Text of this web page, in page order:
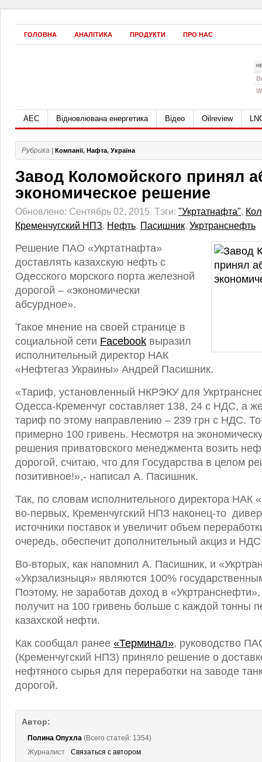
ГОЛОВНА АНАЛІТИКА ПРОДУКТИ ПРО НАС
АЕС Відновлювана енергетика Відео Oilreview
Рубрика | Компанії, Нафта, Україна
Завод Коломойского принял
экономическое решение
Обновлено: Сентябрь 02, 2015. Тэги: "Укртатнафта",
Кременчугский НПЗ, Нефть, Пасишник, Укртранснефть
Решение ПАО «Укртатнафта»
доставлять казахскую нефть с
Одесского морского порта железной
дорогой – «экономически
абсурдное».
Такое мнение на своей странице в
социальной сети Facebook выразил
исполнительный директор НАК
«Нефтегаз Украины» Андрей Пасишник.
«Тариф, установленный НКРЭКУ для
Одесса-Кременчуг составляет 138, 24 с НДС, а
тариф по этому направлению – 239 грн с НДС. То
примерно 100 гривень. Несмотря на
решения приватовского менеджмента возить
дорогой, считаю, что для Государства в целом
позитивное!»,- написал А. Пасишник.
Так, по словам исполнительного директора НАК
во-первых, Кременчугский НПЗ наконец-то
источники поставок и увеличит объем
очередь, обеспечит дополнительный акциз и
Во-вторых, как напомнил А. Пасишник, и
«Укрзализныця» являются 100%
Поэтому, не заработав доход в «Укртранснефти»,
получит на 100 гривень больше с каждой тонны
казахской нефти.
Как сообщал ранее «Терминал», руководство
(Кременчугский НПЗ) приняло решение о
нефтяного сырья для переработки на заводе
дорогой.
Автор:
Полина Опухла (Всего статей: 1354)
Журналист
Связаться с автором